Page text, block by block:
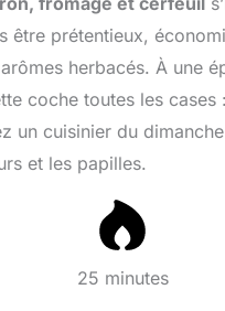
être prétentieux,
herbacés. À une
coche toutes les cases :
un cuisinier du
et les papilles.
25 minutes